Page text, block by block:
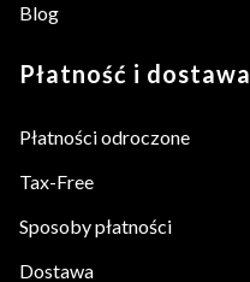
Blog
Płatność i dostawa
Płatności odroczone
Tax-Free
Sposoby płatności
Dostawa